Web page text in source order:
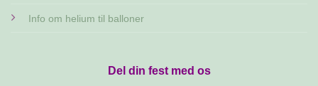
Info om helium til balloner
Del din fest med os